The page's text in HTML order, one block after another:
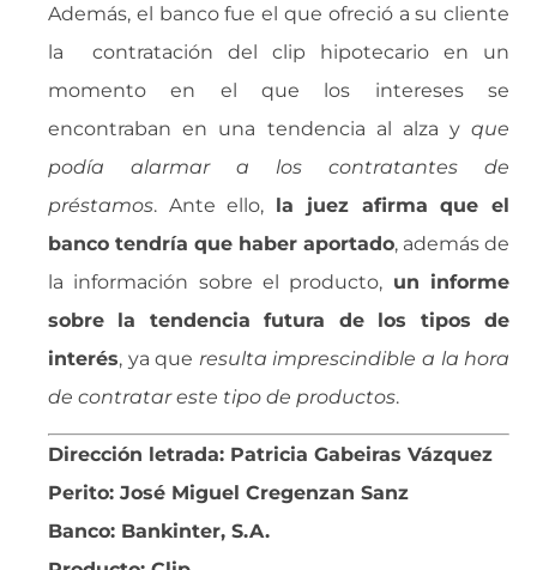
Además, el banco fue el que ofreció a su cliente
la contratación del clip hipotecario en un
momento en el que los intereses se
encontraban en una tendencia al alza y que
podía alarmar a los contratantes de
préstamos. Ante ello, la juez afirma que el
banco tendría que haber aportado, además de
la información sobre el producto, un informe
sobre la tendencia futura de los tipos de
interés, ya que  resulta imprescindible a la hora
de contratar este tipo de productos.
Dirección letrada: Patricia Gabeiras Vázquez
Perito: José Miguel Cregenzan Sanz
Banco: Bankinter, S.A.